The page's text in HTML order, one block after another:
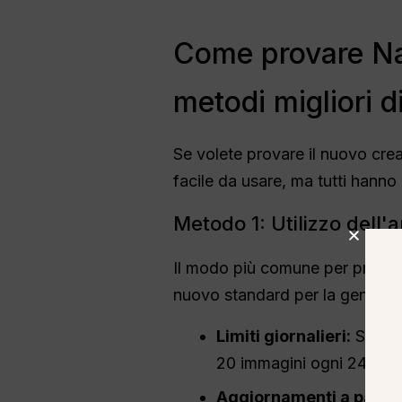
Come provare
metodi migliori
Se volete provare il nuovo
facile da usare, ma tutti
Metodo 1: Utilizzo
Il modo più comune per
nuovo standard per la
Limiti giornalieri: Se
20 immagini ogni 24 ore.
Aggiornamenti a